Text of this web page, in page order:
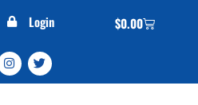
Login $0.00